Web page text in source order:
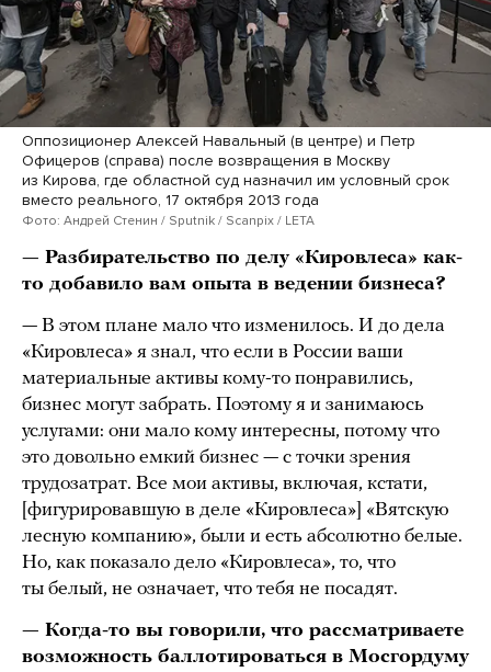
Оппозиционер Алексей Навальный (в центре) и Петр
Офицеров (справа) после возвращения в Москву
из Кирова, где областной суд назначил им условный срок
вместо реального, 17 октября 2013 года
Фото: Андрей Стенин / Sputnik / Scanpix / LETA
— Разбирательство по делу «Кировлеса» как-
то добавило вам опыта в ведении бизнеса?
— В этом плане мало что изменилось. И до дела
«Кировлеса» я знал, что если в России ваши
материальные активы кому-то понравились,
бизнес могут забрать. Поэтому я и занимаюсь
услугами: они мало кому интересны, потому что
это довольно емкий бизнес — с точки зрения
трудозатрат. Все мои активы, включая, кстати,
[фигурировавшую в деле «Кировлеса»] «Вятскую
лесную компанию», были и есть абсолютно белые.
Но, как показало дело «Кировлеса», то, что
ты белый, не означает, что тебя не посадят.
— Когда-то вы говорили, что рассматриваете
возможность баллотироваться в Мосгордуму